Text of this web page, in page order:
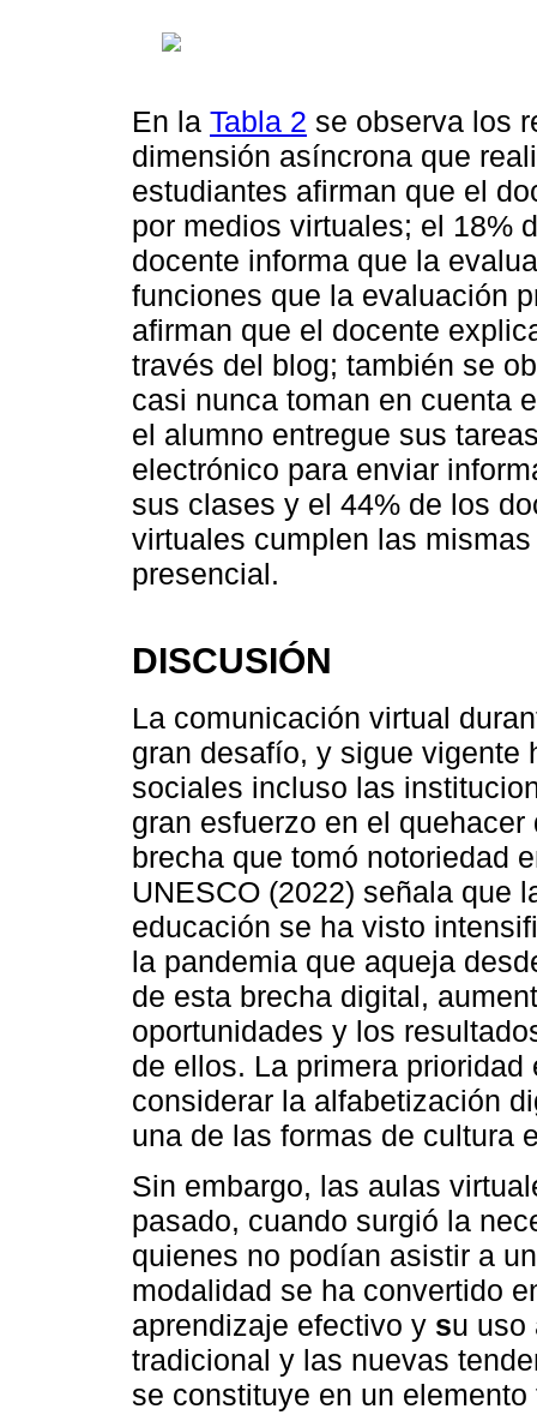
En la Tabla 2 se observa los
dimensión asíncrona que
estudiantes afirman que el
por medios virtuales; el 18%
docente informa que la
funciones que la evaluación
afirman que el docente
través del blog; también se
casi nunca toman en cuenta
el alumno entregue sus
electrónico para enviar
sus clases y el 44% de los
virtuales cumplen las
presencial.
DISCUSIÓN
La comunicación virtual
gran desafío, y sigue vigente
sociales incluso las
gran esfuerzo en el
brecha que tomó notoriedad
UNESCO (2022) señala que
educación se ha visto
la pandemia que aqueja
de esta brecha digital,
oportunidades y los
de ellos. La primera
considerar la alfabetización
una de las formas de cultura
Sin embargo, las aulas
pasado, cuando surgió la
quienes no podían asistir a
modalidad se ha convertido
aprendizaje efectivo y su uso
tradicional y las nuevas
se constituye en un